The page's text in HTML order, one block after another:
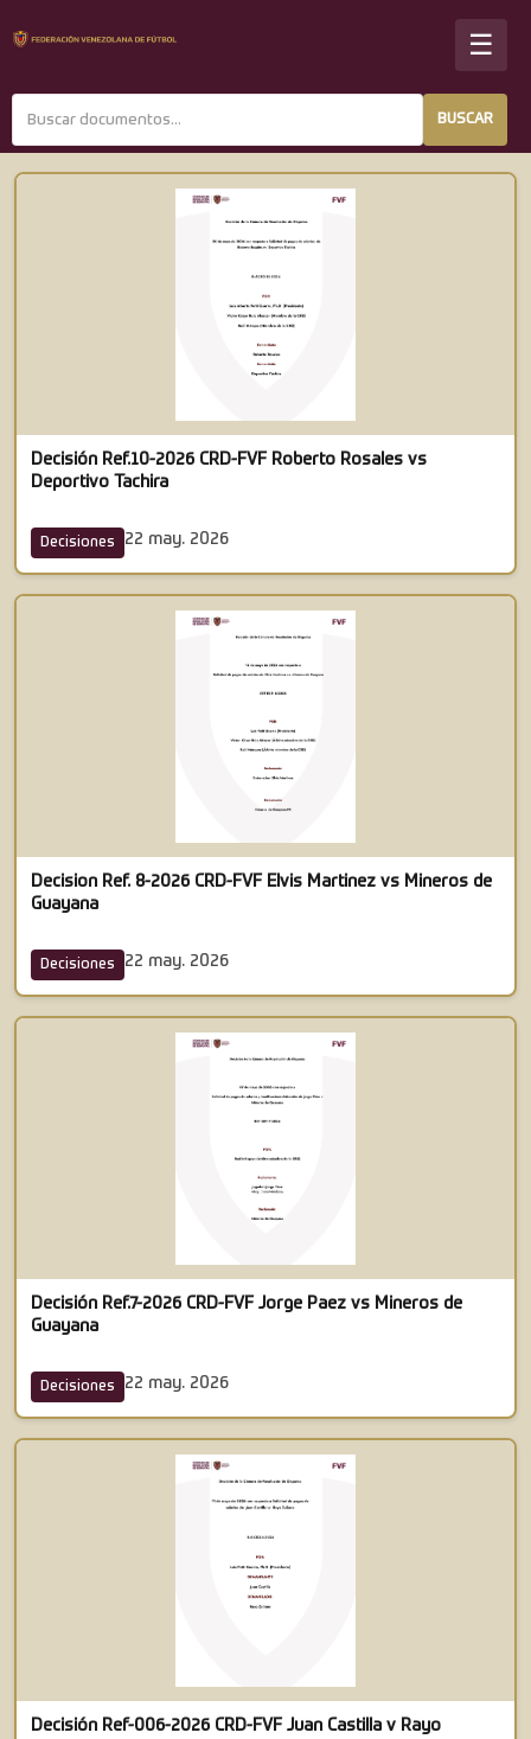
☰
BUSCAR
Decisión Ref.10-2026 CRD-FVF Roberto Rosales vs
Deportivo Tachira
Decisiones 22 may. 2026
Decision Ref. 8-2026 CRD-FVF Elvis Martinez vs Mineros de
Guayana
Decisiones 22 may. 2026
Decisión Ref.7-2026 CRD-FVF Jorge Paez vs Mineros de
Guayana
Decisiones 22 may. 2026
Decisión Ref-006-2026 CRD-FVF Juan Castilla v Rayo